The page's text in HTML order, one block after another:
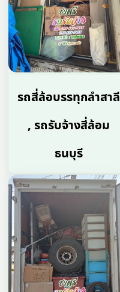
รถสี่ล้อบรรทุกลำสาลี
, รถรับจ้างสี่ล้อม
ธนบุรี